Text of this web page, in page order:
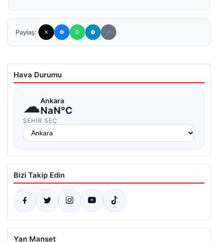
Paylaş:
Hava Durumu
☁Ankara
NaN°C
ŞEHIR SEÇ
Bizi Takip Edin
Yan Manşet